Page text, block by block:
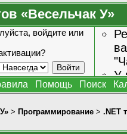
«Весельчак У»
войдите или
У
Помощь Поиск
> Программирование > .NET